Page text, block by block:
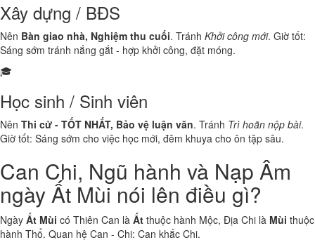
Xây dựng / BĐS
Nên Bàn giao nhà, Nghiệm thu cuối. Tránh Khởi công mới. Giờ tốt:
Sáng sớm tránh nắng gắt - hợp khởi công, đặt móng.
🎓
Học sinh / Sinh viên
Nên Thi cử - TỐT NHẤT, Bảo vệ luận văn. Tránh Trì hoãn nộp bài.
Giờ tốt: Sáng sớm cho việc học mới, đêm khuya cho ôn tập sâu.
Can Chi, Ngũ hành và Nạp Âm
ngày Ất Mùi nói lên điều gì?
Ngày Ất Mùi có Thiên Can là Ất thuộc hành Mộc, Địa Chi là Mùi thuộc
hành Thổ. Quan hệ Can - Chi: Can khắc Chi.